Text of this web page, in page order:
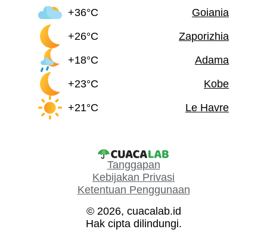
+36°C
Goiania
+26°C
Zaporizhia
+18°C
Adama
+23°C
Kobe
+21°C
Le Havre
Tanggapan
Kebijakan Privasi
Ketentuan Penggunaan
© 2026, cuacalab.id
Hak cipta dilindungi.